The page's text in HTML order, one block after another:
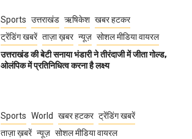
Sports उत्तराखंड ऋषिकेश खबर हटकर
ट्रेंडिंग खबरें ताज़ा ख़बर न्यूज़ सोशल मीडिया वायरल
उत्तराखंड की बेटी सनाया भंडारी ने तीरंदाजी में जीता गोल्ड,
ओलंपिक में प्रतिनिधित्व करना है लक्ष्य
Sports World खबर हटकर ट्रेंडिंग खबरें
ताज़ा ख़बरें न्यूज़ सोशल मीडिया वायरल